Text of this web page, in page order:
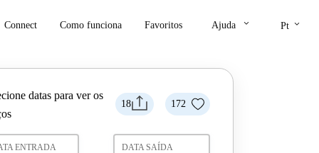
Connect Como funciona Favoritos Ajuda keyboard_arrow_down Pt keyboard_arrow_down
18 172
datas para ver os
ENTRADA DATA SAÍDA